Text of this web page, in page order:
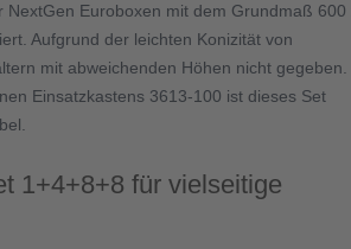
NextGen Euroboxen mit dem Grundmaß 600
Aufgrund der leichten Konizität von
mit abweichenden Höhen nicht gegeben.
Einsatzkastens 3613-100 ist dieses Set
1+4+8+8 für vielseitige